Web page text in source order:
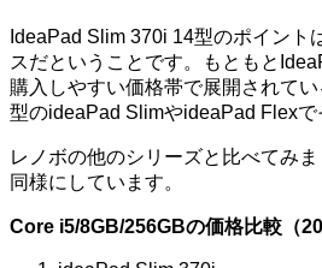
IdeaPad Slim 370i 14型のポイント
スだということです。もともと
購入しやすい価格帯で展開されて
型のideaPad SlimやideaPad Flexで
レノボの他のシリーズと比べてみ
同様にしています。
Core i5/8GB/256GBの価格比較（